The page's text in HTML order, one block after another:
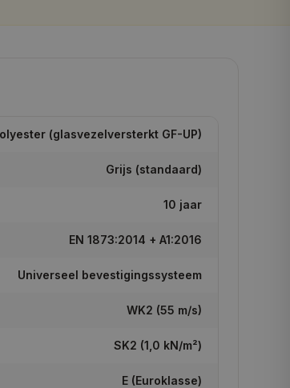
(glasvezelversterkt GF-UP)
Grijs (standaard)
10 jaar
EN 1873:2014 + A1:2016
Universeel bevestigingssysteem
WK2 (55 m/s)
SK2 (1,0 kN/m²)
E (Euroklasse)